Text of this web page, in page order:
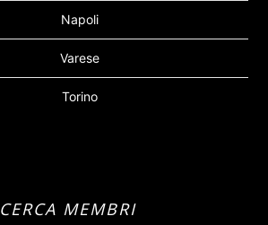
Napoli
Varese
Torino
CERCA MEMBRI